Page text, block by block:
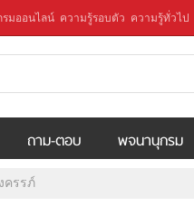
รมออนไลน์ ความรู้รอบตัว ความรู้ทั่วไป
ถาม-ตอบ พจนานุกรม
ครรภ์